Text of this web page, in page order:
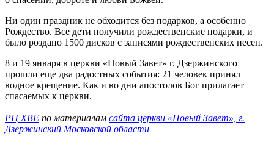
Ни один праздник не обходится без подарков, а особенно
Рождество. Все дети получили рождественские подарки, и
было роздано 1500 дисков с записями рождественских песен.
8 и 19 января в церкви «Новый Завет» г. Дзержинского
прошли еще два радостных события: 21 человек принял
водное крещение. Как и во дни апостолов Бог прилагает
спасаемых к церкви.
РЦ ХВЕ по материалам сайта церкви «Новый Завет», г.
Дзержинский Московской области